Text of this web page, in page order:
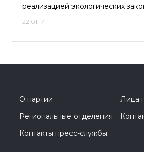
реализацией экологических
22.01.17
О партии
Лица
Региональные отделения
Контакты пресс-службы